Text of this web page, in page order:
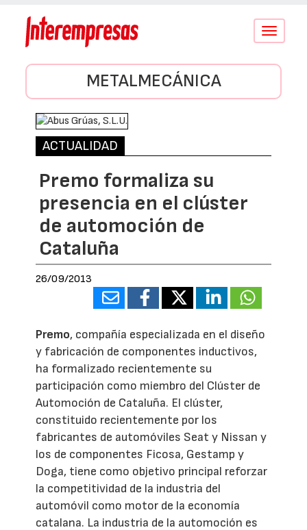
Conmutar
METALMECÁNICA
ACTUALIDAD
Premo formaliza su
presencia en el clúster
de automoción de
Cataluña
26/09/2013
Premo, compañía especializada en el diseño
y fabricación de componentes inductivos,
ha formalizado recientemente su
participación como miembro del Clúster de
Automoción de Cataluña. El clúster,
constituido recientemente por los
fabricantes de automóviles Seat y Nissan y
los de componentes Ficosa, Gestamp y
Doga, tiene como objetivo principal reforzar
la competitividad de la industria del
automóvil como motor de la economía
catalana. La industria de la automoción es